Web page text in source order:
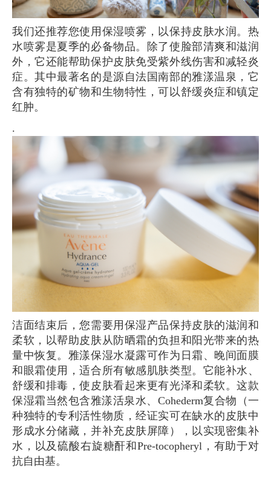
我们还推荐您使用保湿喷雾，以保持皮肤水润。热
水喷雾是夏季的必备物品。除了使脸部清爽和滋润
外，它还能帮助保护皮肤免受紫外线伤害和减轻炎
症。其中最著名的是源自法国南部的雅漾温泉，它
含有独特的矿物和生物特性，可以舒缓炎症和镇定
红肿。
.
洁面结束后，您需要用保湿产品保持皮肤的滋润和
柔软，以帮助皮肤从防晒霜的负担和阳光带来的热
量中恢复。雅漾保湿水凝露可作为日霜、晚间面膜
和眼霜使用，适合所有敏感肌肤类型。它能补水、
舒缓和排毒，使皮肤看起来更有光泽和柔软。这款
保湿霜当然包含雅漾活泉水、Cohederm复合物（一
种独特的专利活性物质，经证实可在缺水的皮肤中
形成水分储藏，并补充皮肤屏障），以实现密集补
水，以及硫酸右旋糖酐和Pre-tocopheryl，有助于对
抗自由基。